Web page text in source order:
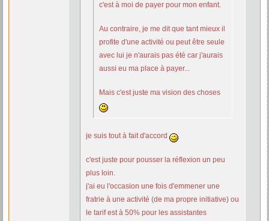
c'est à moi de payer pour mon enfant.
Au contraire, je me dit que tant mieux il
profite d'une activité ou peut être seule
avec lui je n'aurais pas été car j'aurais
aussi eu ma place à payer...
Mais c'est juste ma vision des choses
je suis tout à fait d'accord
c'est juste pour pousser la réflexion un peu
plus loin.
j'ai eu l'occasion une fois d'emmener une
fratrie à une activité (de ma propre initiative) ou
le tarif est à 50% pour les assistantes